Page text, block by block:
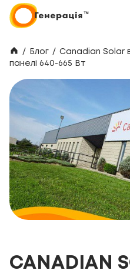
/ Блог / Canadian Solar
панелі 640-665 Вт
CANADIAN